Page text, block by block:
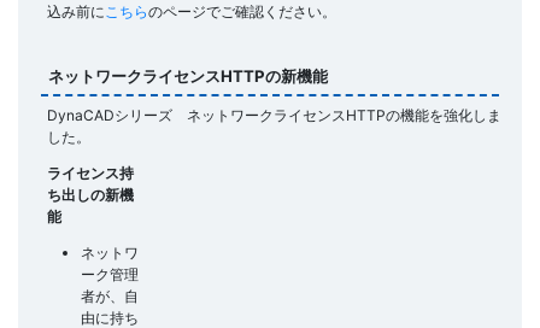
込み前に こちらのページでご確認ください。
ネットワークライセンスHTTPの新機能
DynaCADシリーズ ネットワークライセンスHTTPの機能を強化しま
した。
ライセンス持
ち出しの新機
能
ネットワ
ーク管理
者が、自
由に持ち